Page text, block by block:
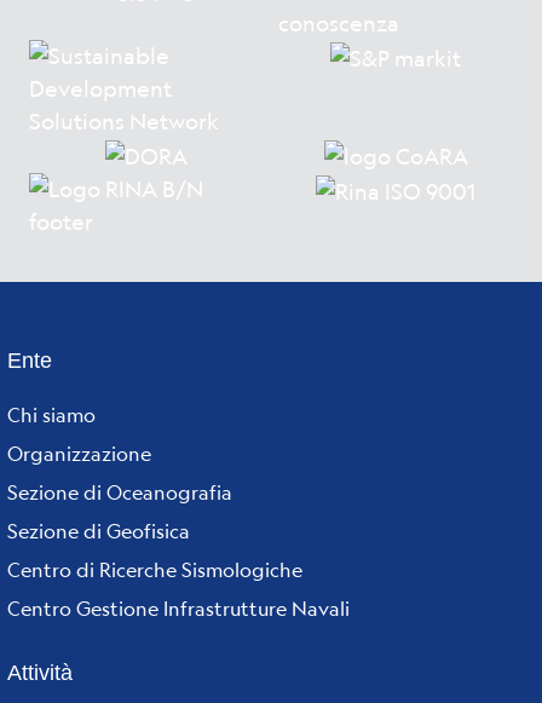
Footer
menu
Ente
Chi siamo
Organizzazione
Sezione di Oceanografia
Sezione di Geofisica
Centro di Ricerche Sismologiche
Centro Gestione Infrastrutture Navali
Attività